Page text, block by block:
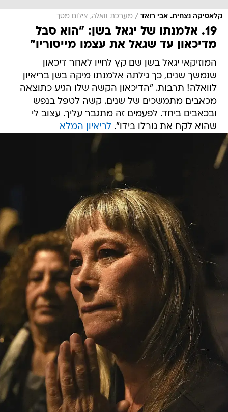
קלאסיקה נצחית. אבי רואד / מערכת וואלה, צילום מסך
19. אלמנתו של יגאל בשן: "הוא סבל
מדיכאון עד שגאל את עצמו מייסוריו"
המוזיקאי יגאל בשן שם קץ לחייו לאחר דיכאון
שנמשך שנים, כך גילתה אלמנתו מיקה בשן בריאיון
לוואלה! תרבות. "הדיכאון הקשה שלו הגיע כתוצאה
מכאבים מתמשכים של שנים. קשה לטפל בנפש
ובכאבים ביחד. לפעמים זה מתגבר עליך. עצוב לי
שהוא לקח את גורלו בידו".לריאיון המלא